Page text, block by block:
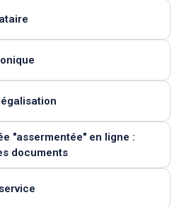
"assermentée" en ligne :
documents